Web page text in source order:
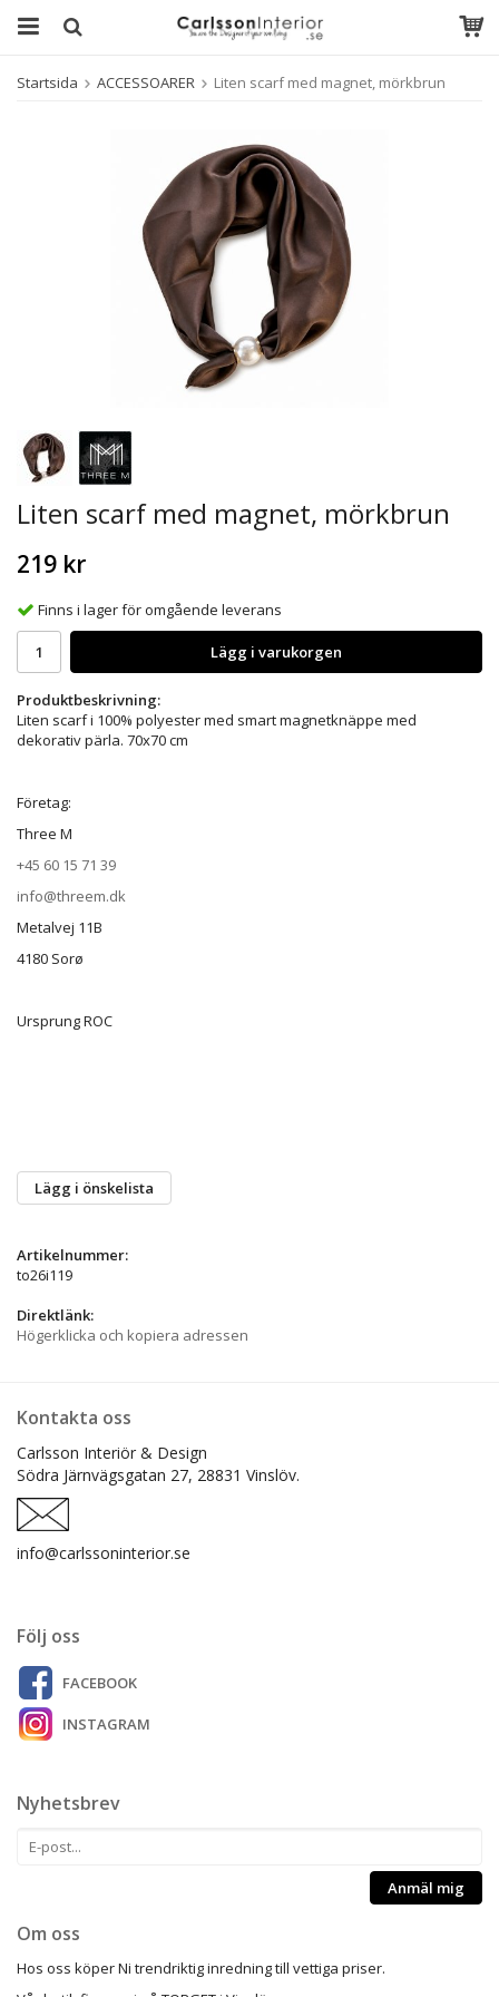
Startsida ACCESSOARER Liten scarf med magnet, mörkbrun
Liten scarf med magnet, mörkbrun
219 kr
Finns i lager för omgående leverans
Lägg i varukorgen
Produktbeskrivning:
Liten scarf i 100% polyester med smart magnetknäppe med
dekorativ pärla. 70x70 cm
Företag:
Three M
+45 60 15 71 39
info@threem.dk
Metalvej 11B
4180 Sorø
Ursprung ROC
Lägg i önskelista
Artikelnummer:
to26i119
Direktlänk:
Högerklicka och kopiera adressen
Kontakta oss
Carlsson Interiör & Design
Södra Järnvägsgatan 27, 28831 Vinslöv.
info@carlssoninterior.se
Följ oss
FACEBOOK
INSTAGRAM
Nyhetsbrev
Anmäl mig
Om oss
Hos oss köper Ni trendriktig inredning till vettiga priser.